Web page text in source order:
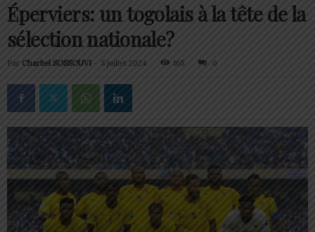
Éperviers: un togolais à la tête de la
sélection nationale?
Par Charbel SOSSOUVI - 5 juillet 2024 165 0